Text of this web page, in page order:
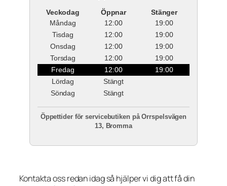
Veckodag Öppnar
Stänger
Måndag
12:00
19:00
Tisdag
12:00
19:00
Onsdag
12:00
19:00
Torsdag
12:00
19:00
Fredag
12:00
19:00
Lördag
Stängt
Söndag
Stängt
Öppettider för servicebutiken på Orrspelsvägen
13, Bromma
Kontakta oss redan idag så hjälper vi dig att få din